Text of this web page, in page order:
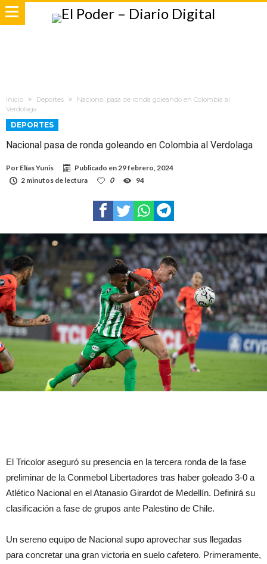
Inicio Deportes
Nacional pasa de ronda goleando en Colombia al
Verdolaga
DEPORTES
Nacional pasa de ronda goleando en Colombia al Verdolaga
Por Elías Yunis Publicado en29 febrero, 2024
2 minutos de lectura
0 94
El Tricolor aseguró su presencia en la tercera ronda de la fase
preliminar de la Conmebol Libertadores tras haber goleado 3-0 a
Atlético Nacional en el Atanasio Girardot de Medellín. Definirá su
clasificación a fase de grupos ante Palestino de Chile.
Un sereno equipo de Nacional supo aprovechar sus llegadas
para concretar una gran victoria en suelo cafetero. Primeramente,